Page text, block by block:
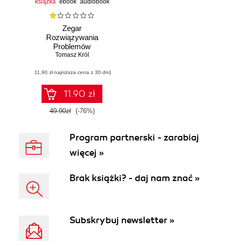
książka ebook audiobook
Zegar
Rozwiązywania
Problemów
Tomasz Król
(11,90 zł najniższa cena z 30 dni)
11.90 zł
49.90zł (-76%)
Program partnerski - zarabiaj
więcej »
Brak książki? - daj nam znać »
Subskrybuj newsletter »